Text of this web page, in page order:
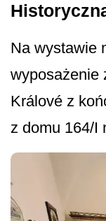
Na wystawie
wyposażenie
Králové z
z domu 164/I